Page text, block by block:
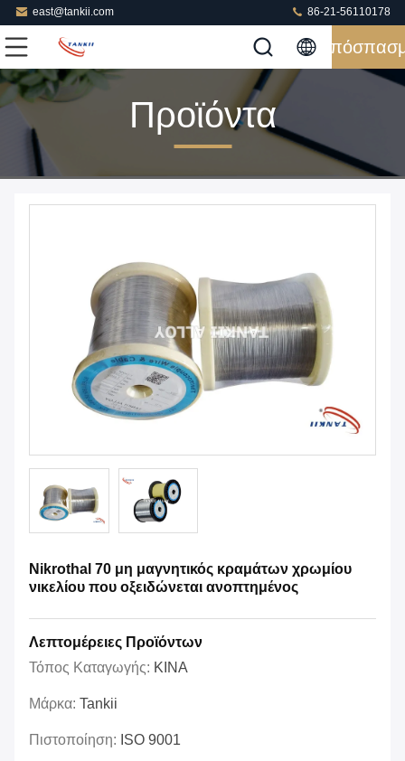
east@tankii.com 86-21-56110178
Προϊόντα
Nikrothal 70 μη μαγνητικός κραμάτων χρωμίου
νικελίου που οξειδώνεται ανοπτημένος
Λεπτομέρειες Προϊόντων
Τόπος Καταγωγής: ΚΙΝΑ
Μάρκα: Tankii
Πιστοποίηση: ISO 9001